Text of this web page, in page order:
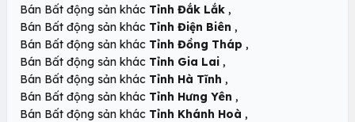
Bán Bất động sản khác Tỉnh Đắk Lắk ,
Bán Bất động sản khác Tỉnh Điện Biên ,
Bán Bất động sản khác Tỉnh Đồng Tháp ,
Bán Bất động sản khác Tỉnh Gia Lai ,
Bán Bất động sản khác Tỉnh Hà Tĩnh ,
Bán Bất động sản khác Tỉnh Hưng Yên ,
Bán Bất động sản khác Tỉnh Khánh Hoà ,